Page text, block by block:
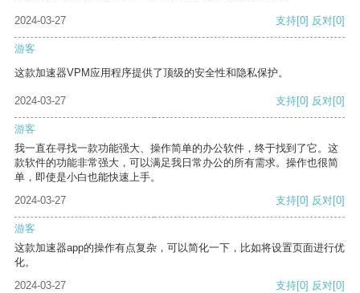
2024-03-27 支持[0] 反对[0]
游客
这款加速器VPM应用程序提供了顶级的安全性和隐私保护。
2024-03-27 支持[0] 反对[0]
游客
我一直在寻找一款功能强大、操作简单的办公软件，终于找到了它。这
款软件的功能非常强大，可以满足我日常办公的所有需求。操作也很简
单，即使是小白也能快速上手。
2024-03-27
支持[0] 反对[0]
游客
这款加速器app的操作有点复杂，可以简化一下，比如将设置页面进行优
化。
2024-03-27
支持[0] 反对[0]